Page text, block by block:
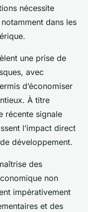
nécessite
dans les
une prise de
avec
d’économiser
À titre
récente signale
l’impact direct
développement.
des
non
impérativement
et des